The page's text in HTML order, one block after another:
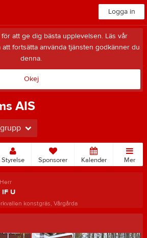
Logga in
att ge dig bästa upplevelsen. Läs vår
att fortsätta använda tjänsten godkänner du
denna.
Okej
AIS
Styrelse Sponsorer Kalender Mer
IF U
konstgräs, Vårgårda